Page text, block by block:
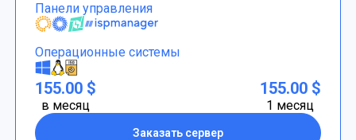
Панели управления
Операционные системы
155.00 $
в месяц
Заказать сервер
155.00 $
1 месяц